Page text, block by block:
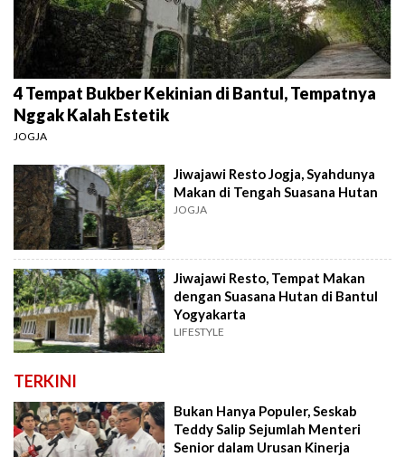
4 Tempat Bukber Kekinian di Bantul, Tempatnya
Nggak Kalah Estetik
JOGJA
Jiwajawi Resto Jogja, Syahdunya
Makan di Tengah Suasana Hutan
JOGJA
Jiwajawi Resto, Tempat Makan
dengan Suasana Hutan di Bantul
Yogyakarta
LIFESTYLE
TERKINI
Bukan Hanya Populer, Seskab
Teddy Salip Sejumlah Menteri
Senior dalam Urusan Kinerja